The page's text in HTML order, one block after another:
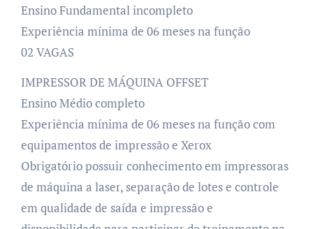
Ensino Fundamental incompleto
Experiência mínima de 06 meses na função
02 VAGAS
IMPRESSOR DE MÁQUINA OFFSET
Ensino Médio completo
Experiência mínima de 06 meses na função com
equipamentos de impressão e Xerox
Obrigatório possuir conhecimento em impressoras
de máquina a laser, separação de lotes e controle
em qualidade de saída e impressão e